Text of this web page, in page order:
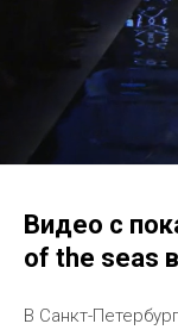
Видео c
of the seas
В Санкт-